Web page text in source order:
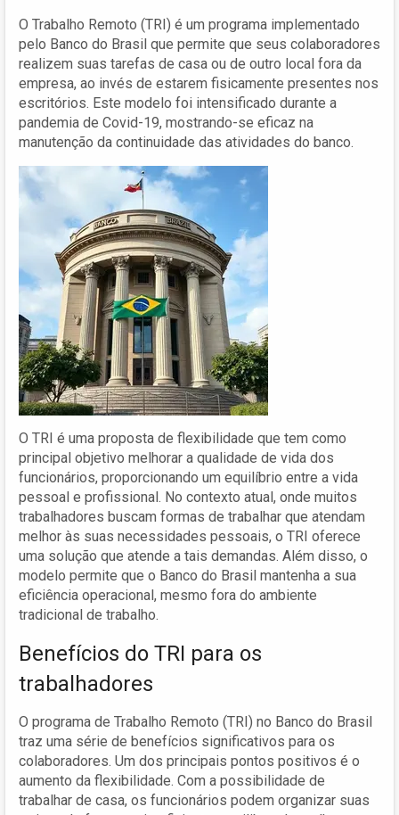
O Trabalho Remoto (TRI) é um programa implementado
pelo Banco do Brasil que permite que seus colaboradores
realizem suas tarefas de casa ou de outro local fora da
empresa, ao invés de estarem fisicamente presentes nos
escritórios. Este modelo foi intensificado durante a
pandemia de Covid-19, mostrando-se eficaz na
manutenção da continuidade das atividades do banco.
O TRI é uma proposta de flexibilidade que tem como
principal objetivo melhorar a qualidade de vida dos
funcionários, proporcionando um equilíbrio entre a vida
pessoal e profissional. No contexto atual, onde muitos
trabalhadores buscam formas de trabalhar que atendam
melhor às suas necessidades pessoais, o TRI oferece
uma solução que atende a tais demandas. Além disso, o
modelo permite que o Banco do Brasil mantenha a sua
eficiência operacional, mesmo fora do ambiente
tradicional de trabalho.
Benefícios do TRI para os
trabalhadores
O programa de Trabalho Remoto (TRI) no Banco do Brasil
traz uma série de benefícios significativos para os
colaboradores. Um dos principais pontos positivos é o
aumento da flexibilidade. Com a possibilidade de
trabalhar de casa, os funcionários podem organizar suas